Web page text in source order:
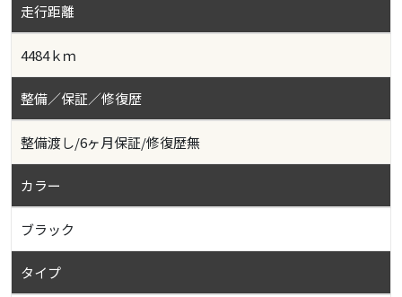
走行距離
4484ｋｍ
整備／保証／修復歴
整備渡し/6ヶ月保証/修復歴無
カラー
ブラック
タイプ